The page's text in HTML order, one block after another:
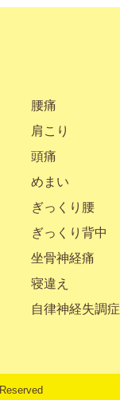
腰痛
肩こり
頭痛
めまい
ぎっくり腰
ぎっくり背中
坐骨神経痛
寝違え
自律神経失調症